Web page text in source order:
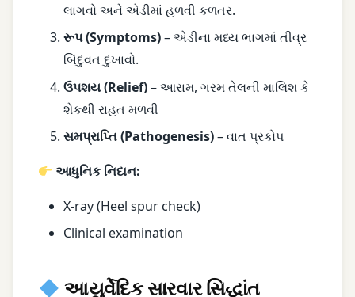
લાગવો અને એડીમાં હળવી કળતર.
રૂપ (Symptoms)–એડીના મધ્ય ભાગમાં તીવ્ર
બિંદુવત દુખાવો.
ઉપશય (Relief)– આરામ, ગરમ તેલની માલિશ કે
શેકથી રાહત મળવી
સમપ્રાપ્તિ (Pathogenesis)– વાત પ્રકોપ
આધુનિક નિદાન:
X-ray (Heel spur check)
Clinical examination
આયુર્વેદિક સારવાર સિદ્ધાંત